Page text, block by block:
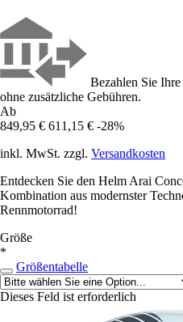
Bezahlen Sie
ohne zusätzliche Gebühren.
Ab
849,95 € 611,15 € -28%
inkl. MwSt. zzgl. Versandkosten
Entdecken Sie den Helm Arai
Kombination aus modernster
Rennmotorrad!
Größe
*
Größentabelle
Dieses Feld ist erforderlich